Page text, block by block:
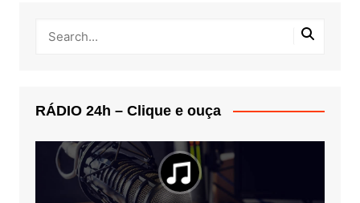
RÁDIO 24h – Clique e ouça